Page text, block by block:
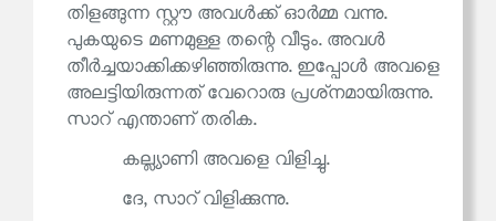
തിളങ്ങുന്ന സ്റ്റൗ അവൾക്ക് ഓർമ്മ വന്നു.
പുകയുടെ മണമുള്ള തന്റെ വീടും. അവൾ
തീർച്ചയാക്കിക്കഴിഞ്ഞിരുന്നു. ഇപ്പോൾ അവളെ
അലട്ടിയിരുന്നത് വേറൊരു പ്രശ്‌നമായിരുന്നു.
സാറ് എന്താണ് തരിക.
കല്ല്യാണി അവളെ വിളിച്ചു.
ദേ, സാറ് വിളിക്കുന്നു.